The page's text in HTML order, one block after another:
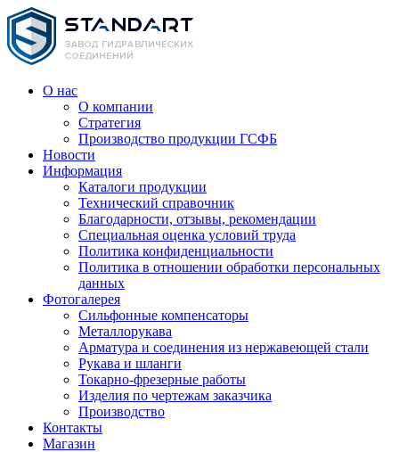
О нас
О компании
Стратегия
Производство продукции ГСФБ
Новости
Информация
Каталоги продукции
Технический справочник
Благодарности, отзывы, рекомендации
Специальная оценка условий труда
Политика конфиденциальности
Политика в отношении обработки персональных
данных
Фотогалерея
Сильфонные компенсаторы
Металлорукава
Арматура и соединения из нержавеющей стали
Рукава и шланги
Токарно-фрезерные работы
Изделия по чертежам заказчика
Производство
Контакты
Магазин